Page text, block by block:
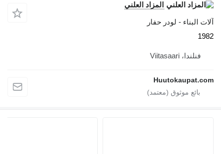
المزاد العلني
آلات البناء - لودر حفار
1982
فنلندا، Viitasaari
Huutokaupat.com